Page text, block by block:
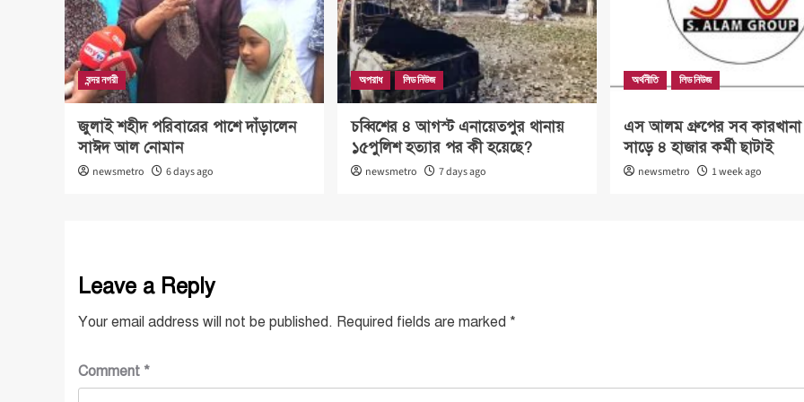
বন্দর নগরী
জুলাই শহীদ পরিবারের পাশে দাঁড়ালেন
সাঈদ আল নোমান
newsmetro 6 days ago
অপরাধ লিড নিউজ
চব্বিশের ৪ আগস্ট এনায়েতপুর থানায়
১৫পুলিশ হত্যার পর কী হয়েছে?
newsmetro 7 days ago
অর্থনীতি লিড নিউজ
এস আলম গ্রুপের সব কারখানা
সাড়ে ৪ হাজার কর্মী ছাটাই
newsmetro 1 week ago
Leave a Reply
Your email address will not be published. Required fields are marked *
Comment *